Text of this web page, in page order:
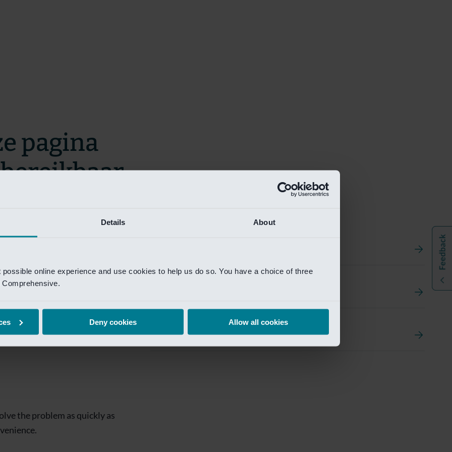
Details About
online experience and use cookies to help us do so. You have a choice of three
Deny cookies Allow all cookies
Van Lanschot Kempen Research
pagina
zo snel mogelijk te verhelpen.
te krijgen.
is
the problem as quickly as